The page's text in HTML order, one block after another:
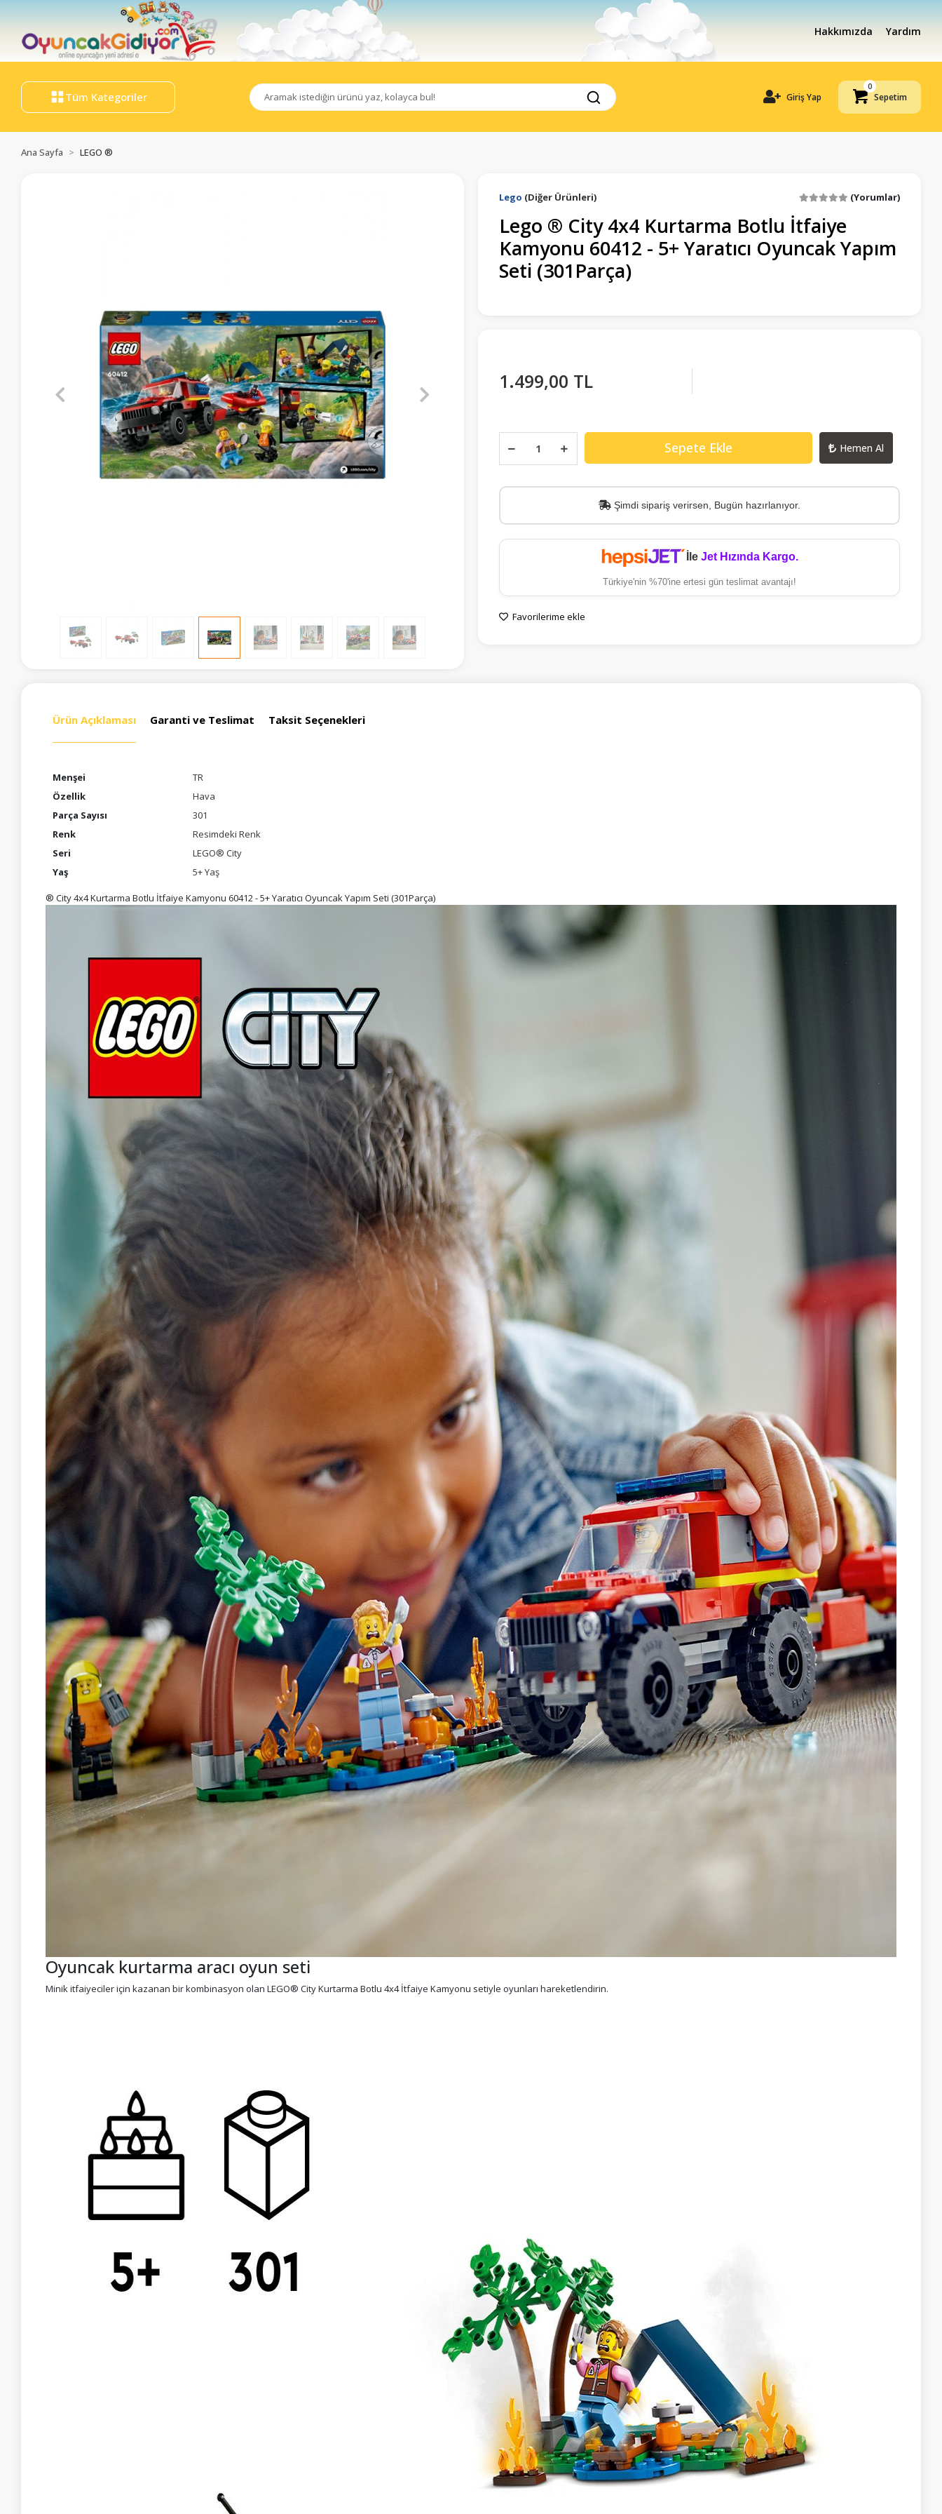
Hakkımızda Yardım
Tüm Kategoriler Giriş Yap
0
Sepetim
Ana Sayfa LEGO ®
Lego (Diğer Ürünleri) (Yorumlar)
Lego ® City 4x4 Kurtarma Botlu İtfaiye
Kamyonu 60412 - 5+ Yaratıcı Oyuncak Yapım
Seti (301Parça)
1.499,00 TL
Sepete Ekle Hemen Al
Şimdi sipariş verirsen, Bugün hazırlanıyor.
İleJet Hızında Kargo.
Türkiye'nin %70'ine ertesi gün teslimat avantajı!
Favorilerime ekle
Ürün Açıklaması Garanti ve Teslimat Taksit Seçenekleri
Menşei
TR
Özellik
Hava
Parça Sayısı
301
Renk
Resimdeki Renk
Seri
LEGO® City
Yaş
5+ Yaş
® City 4x4 Kurtarma Botlu İtfaiye Kamyonu 60412 - 5+ Yaratıcı Oyuncak Yapım Seti (301Parça)
Oyuncak kurtarma aracı oyun seti
Minik itfaiyeciler için kazanan bir kombinasyon olan LEGO® City Kurtarma Botlu 4x4 İtfaiye Kamyonu setiyle oyunları hareketlendirin.